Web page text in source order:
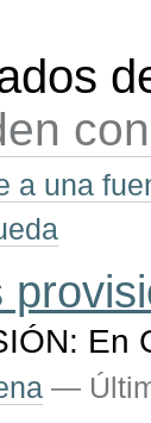
a una
En
—